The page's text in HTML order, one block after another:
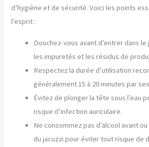
d’hygiène et de sécurité. Voici les points
l’esprit :
Douchez-vous avant d’entrer dans
les impuretés et les résidus de
Respectez la durée d’utilisation
généralement 15 à 20 minutes par
Évitez de plonger la tête sous l’eau
risque d’infection auriculaire.
Ne consommez pas d’alcool avant
du jacuzzi pour éviter tout risque de